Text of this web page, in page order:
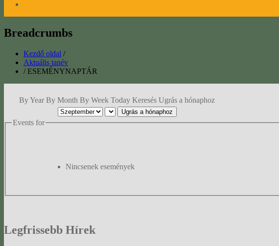
Breadcrumbs
Kezdő oldal /
Aktuális tanév
/ ESEMÉNYNAPTÁR
By Year By Month By Week Today Keresés Ugrás a hónaphoz
Ugrás a hónaphoz
Events for
Nincsenek események
Legfrissebb Hírek